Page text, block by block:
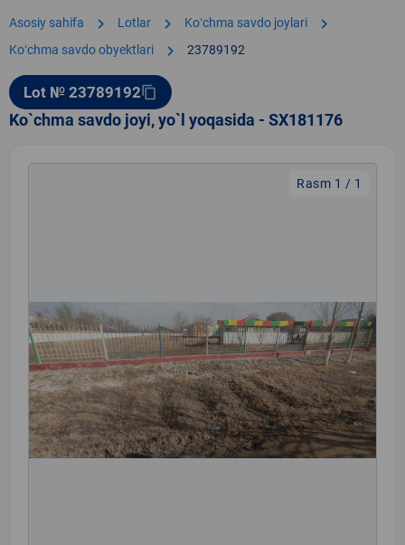
Asosiy sahifa chevron_right Lotlar chevron_right Koʻchma savdo joylari chevron_right
Koʻchma savdo obyektlari chevron_right 23789192
Lot № 23789192content_copy
Ko`chma savdo joyi, yo`l yoqasida - SX181176
Rasm 1 / 1